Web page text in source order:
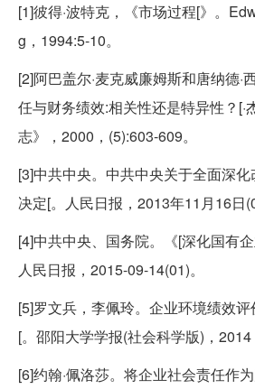
[1]彼得·波特克，《市场过程[》。
g，1994:5-10。
[2]阿巴盖尔·麦克威廉姆斯和唐纳德·
任与财务绩效:相关性还是特异性？[·
志》，2000，(5):603-609。
[3]中共中央。中共中央关于全面深
决定[。人民日报，2013年11月16日
[4]中共中央、国务院。《[深化国有企
人民日报，2015-09-14(01)。
[5]罗文兵，李佩玲。企业环境绩效
[。邵阳大学学报(社会科学版)，2014
[6]约翰·佩洛莎。将企业社会责任作为